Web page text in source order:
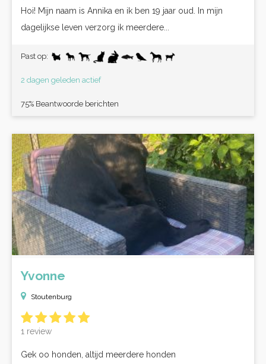
Hoi! Mijn naam is Annika en ik ben 19 jaar oud. In mijn
dagelijkse leven verzorg ik meerdere...
Past op:
2 dagen geleden actief
75% Beantwoorde berichten
Yvonne
Stoutenburg
1 review
Gek oo honden, altijd meerdere honden